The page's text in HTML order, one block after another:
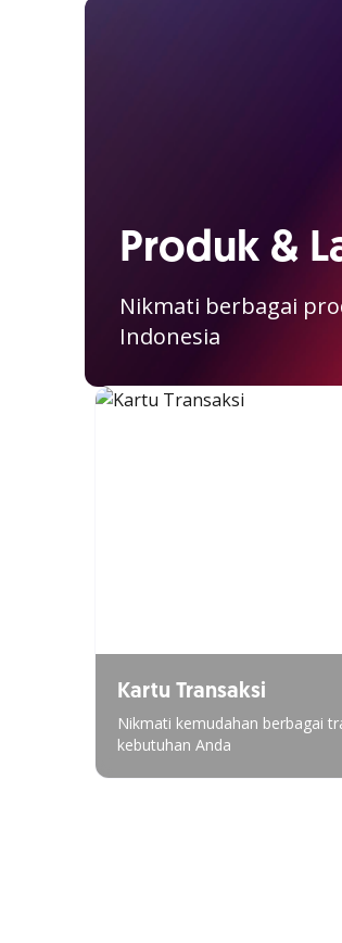
Produk &
Nikmati berbagai
Indonesia
Kartu Transaksi
Nikmati kemudahan berbagai
kebutuhan Anda